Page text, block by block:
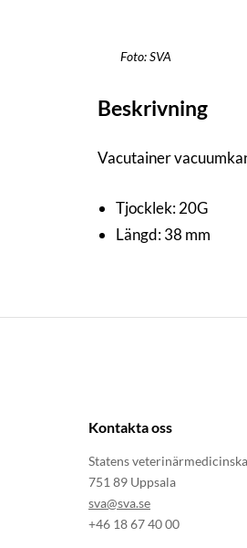
Foto: SVA
Beskrivning
Vacutainer
Tjocklek: 20G
Längd: 38 mm
Kontakta oss
Statens
751 89 Uppsala
sva@sva.se
+46 18 67 40 00